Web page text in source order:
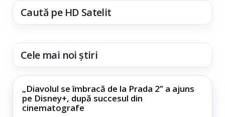
Caută pe HD Satelit
Cele mai noi știri
„Diavolul se îmbracă de la Prada 2” a ajuns
pe Disney+, după succesul din
cinematografe